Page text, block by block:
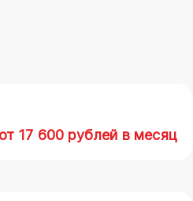
от 17 600 рублей в месяц